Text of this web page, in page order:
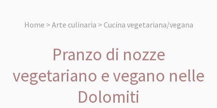
Home > Arte culinaria > Cucina vegetariana/vegana
Pranzo di nozze
vegetariano e vegano nelle
Dolomiti